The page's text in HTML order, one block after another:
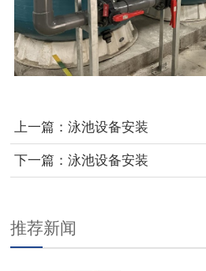
上一篇： 泳池设备安装
下一篇： 泳池设备安装
推荐新闻